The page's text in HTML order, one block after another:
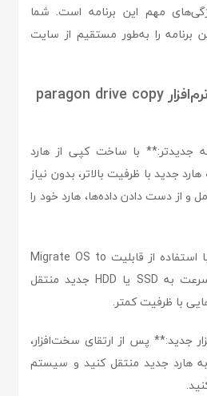
مهم این برنامه است. شما
برنامه را به‌طور مستقیم از سایت
ویژگی‌های برجسته نرم‌افزار paragon drive copy
جدیدتر:** با ساخت کپی از هارد
جدید با ظرفیت بالاتر، بدون نیاز
از دست دادن داده‌ها، هارد خود را
2. **استفاده از SSD:** با استفاده از قابلیت Migrate OS to
SSD، ویندوز خود را به سرعت به SSD یا HDD جدید منتقل
با ظرفیت کمتر.
جدید:** پس از ارتقای سخت‌افزار،
هارد جدید منتقل کنید و سیستم